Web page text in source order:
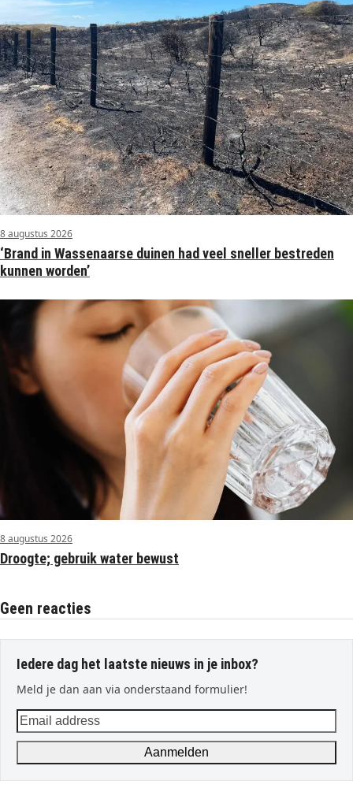
8 augustus 2026
‘Brand in Wassenaarse duinen had veel sneller bestreden
kunnen worden’
8 augustus 2026
Droogte; gebruik water bewust
Geen reacties
Iedere dag het laatste nieuws in je inbox?
Meld je dan aan via onderstaand formulier!
Email
address
Aanmelden